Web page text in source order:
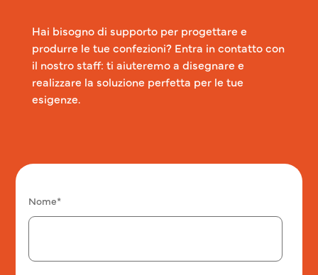
Hai bisogno di supporto per progettare e
produrre le tue confezioni? Entra in contatto con
il nostro staff: ti aiuteremo a disegnare e
realizzare la soluzione perfetta per le tue
esigenze.
Nome*